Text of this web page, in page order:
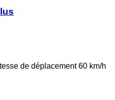
de déplacement 60 km/h